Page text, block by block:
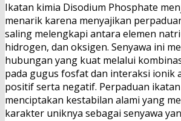
Ikatan kimia Disodium Phosphate
menarik karena menyajikan
saling melengkapi antara elemen
hidrogen, dan oksigen. Senyawa ini
hubungan yang kuat melalui
pada gugus fosfat dan interaksi ionik
positif serta negatif. Perpaduan
menciptakan kestabilan alami yang
karakter uniknya sebagai senyawa